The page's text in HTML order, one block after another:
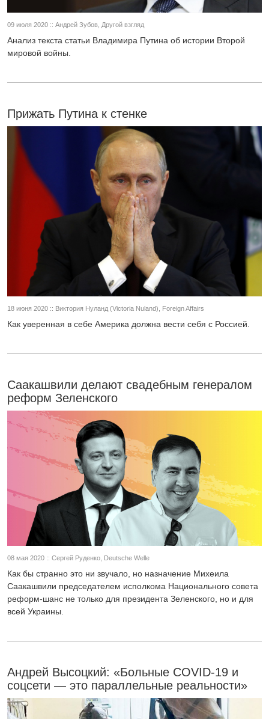
09 июля 2020 :: Андрей Зубов, Другой взгляд
Анализ текста статьи Владимира Путина об истории Второй
мировой войны.
Прижать Путина к стенке
18 июня 2020 :: Виктория Нуланд (Victoria Nuland), Foreign Affairs
Как уверенная в себе Америка должна вести себя с Россией.
Саакашвили делают свадебным генералом
реформ Зеленского
08 мая 2020 :: Сергей Руденко, Deutsche Welle
Как бы странно это ни звучало, но назначение Михеила
Саакашвили председателем исполкома Национального совета
реформ-шанс не только для президента Зеленского, но и для
всей Украины.
Андрей Высоцкий: «Больные COVID-19 и
соцсети — это параллельные реальности»